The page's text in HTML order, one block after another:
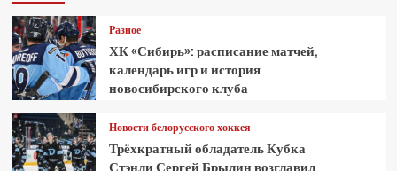
Разное
ХК «Сибирь»: расписание матчей,
календарь игр и история
новосибирского клуба
Новости белорусского хоккея
Трёхкратный обладатель Кубка
Стэнли Сергей Брылин возглавил